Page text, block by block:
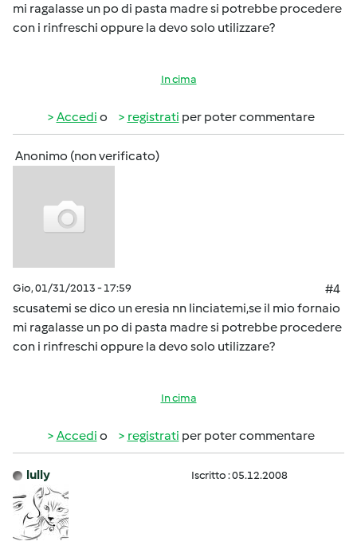
mi ragalasse un po di pasta madre si potrebbe procedere
con i rinfreschi oppure la devo solo utilizzare?
In cima
Accedi o registrati per poter commentare
Anonimo (non verificato)
Gio, 01/31/2013 - 17:59
#4
scusatemi se dico un eresia nn linciatemi,se il mio fornaio
mi ragalasse un po di pasta madre si potrebbe procedere
con i rinfreschi oppure la devo solo utilizzare?
In cima
Accedi o registrati per poter commentare
lully Iscritto : 05.12.2008